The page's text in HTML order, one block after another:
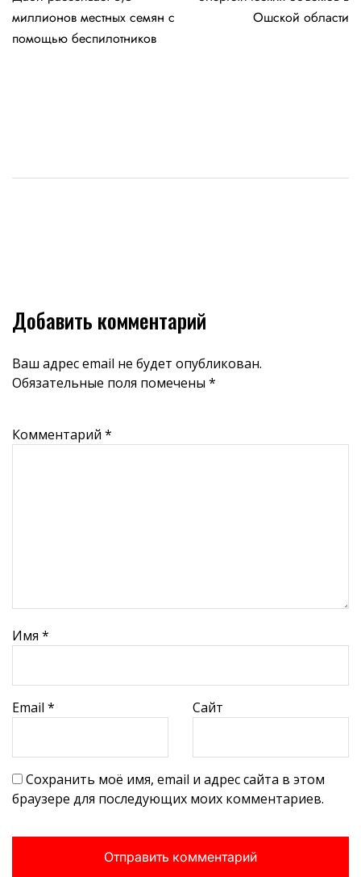
миллионов местных семян с
помощью беспилотников
Ошской области
Добавить комментарий
Ваш адрес email не будет опубликован.
Обязательные поля помечены *
Комментарий *
Имя *
Email * Сайт
Сохранить моё имя, email и адрес сайта в этом
браузере для последующих моих комментариев.